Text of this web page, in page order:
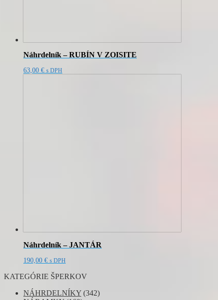
Náhrdelník – RUBÍN V ZOISITE
63,00 € s DPH
Náhrdelník – JANTÁR
190,00 € s DPH
KATEGÓRIE ŠPERKOV
NÁHRDELNÍKY (342)